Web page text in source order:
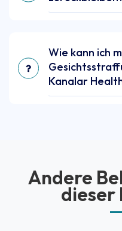
Wie kann ich
Kanalar
Andere
dieser